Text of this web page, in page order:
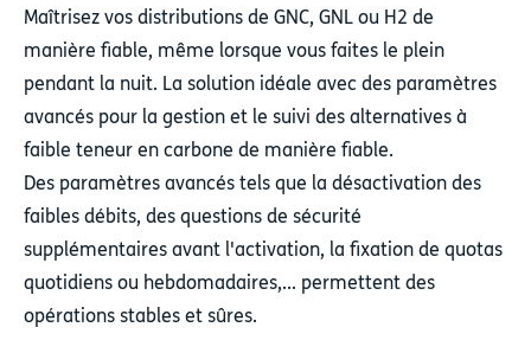
Maîtrisez vos distributions de GNC, GNL ou H2 de
manière fiable, même lorsque vous faites le plein
pendant la nuit. La solution idéale avec des paramètres
avancés pour la gestion et le suivi des alternatives à
faible teneur en carbone de manière fiable.
Des paramètres avancés tels que la désactivation des
faibles débits, des questions de sécurité
supplémentaires avant l'activation, la fixation de quotas
quotidiens ou hebdomadaires,... permettent des
opérations stables et sûres.